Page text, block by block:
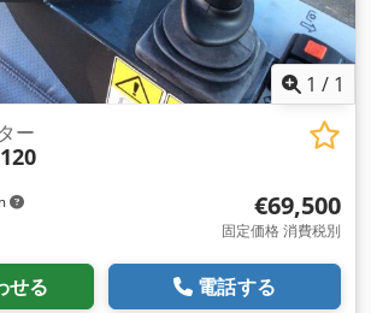
1 / 1
ー
€69,500
固定価格 消費税別
せる 電話する